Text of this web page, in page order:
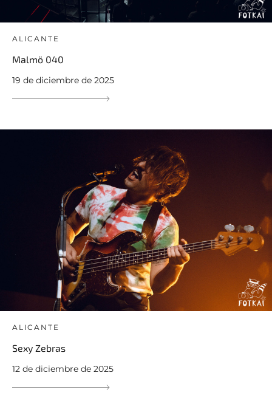
ALICANTE
Malmö 040
19 de diciembre de 2025
ALICANTE
Sexy Zebras
12 de diciembre de 2025